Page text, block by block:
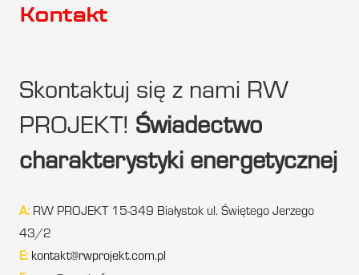
Kontakt
Skontaktuj się z nami RW
PROJEKT! Świadectwo
charakterystyki energetycznej
A: RW PROJEKT 15-349 Białystok ul. Świętego Jerzego
43/2
E: kontakt@rwprojekt.com.pl